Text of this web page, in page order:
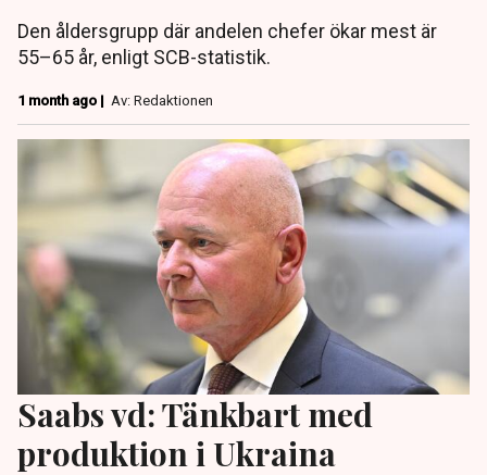
Den åldersgrupp där andelen chefer ökar mest är
55–65 år, enligt SCB-statistik.
1 month ago | Av: Redaktionen
Saabs vd: Tänkbart med
produktion i Ukraina